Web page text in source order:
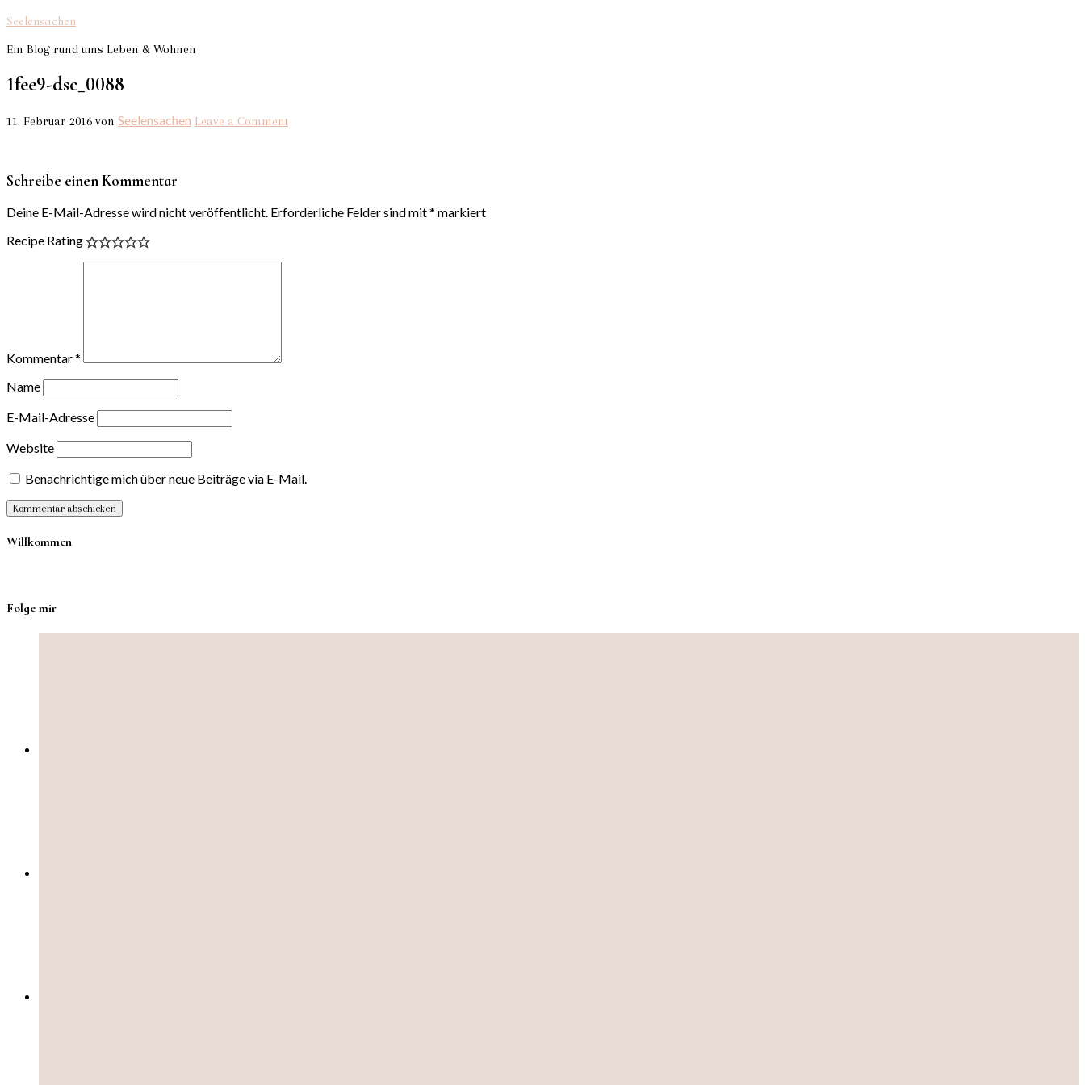
Seelensachen
Ein Blog rund ums Leben & Wohnen
1fee9-dsc_0088
11. Februar 2016 von Seelensachen Leave a Comment
Schreibe einen Kommentar
Deine E-Mail-Adresse wird nicht veröffentlicht. Erforderliche Felder sind mit* markiert
Recipe Rating
Kommentar*
Name
E-Mail-Adresse
Website
Benachrichtige mich über neue Beiträge via E-Mail.
Willkommen
Folge mir